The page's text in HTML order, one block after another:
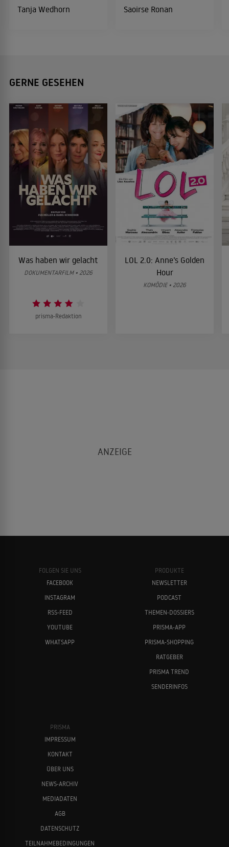
Tanja Wedhorn Saoirse Ronan
GERNE GESEHEN
Was haben wir gelacht
DOKUMENTARFILM • 2026
prisma-Redaktion
LOL 2.0: Anne’s Golden
Hour
KOMÖDIE • 2026
FOLGEN SIE UNS
FACEBOOK
INSTAGRAM
RSS-FEED
YOUTUBE
WHATSAPP
PRODUKTE
NEWSLETTER
PODCAST
THEMEN-DOSSIERS
PRISMA-APP
PRISMA-SHOPPING
RATGEBER
PRISMA TREND
SENDERINFOS
PRISMA
IMPRESSUM
KONTAKT
ÜBER UNS
NEWS-ARCHIV
MEDIADATEN
AGB
DATENSCHUTZ
TEILNAHMEBEDINGUNGEN